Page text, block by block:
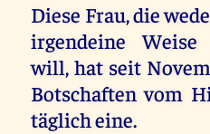
Diese Frau, die
irgendeine
will, hat seit
Botschaften vom
täglich eine.